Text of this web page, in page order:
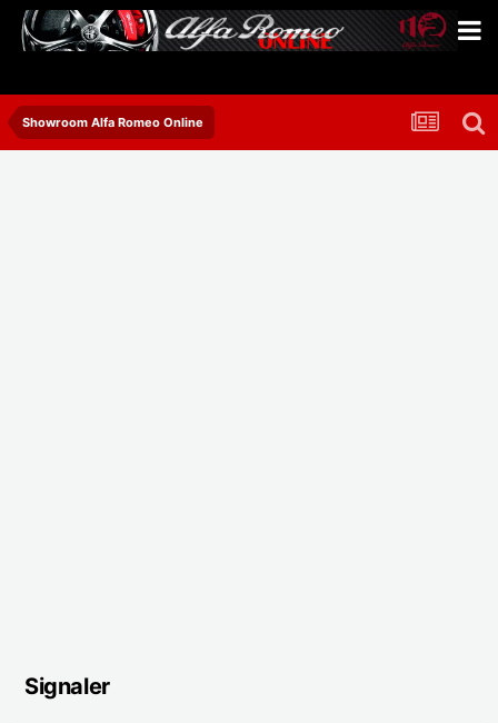
Showroom Alfa Romeo Online
Signaler